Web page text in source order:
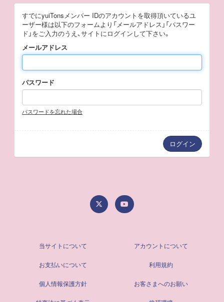
すでにyuiTonsメンバー IDのアカウントを取得頂いているユ
ーザー様は以下のフォームより「メールアドレス」「パスワー
ド」をご入力のうえ、サイトにログインして下さい。
メールアドレス
パスワード
パスワードを忘れた場合
当サイトについて アカウントについて
お支払いについて 利用規約
個人情報保護方針 お客さまへのお願い